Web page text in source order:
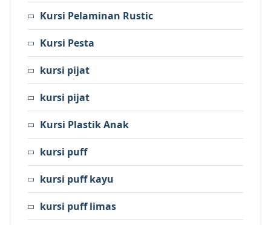
Kursi Pelaminan Rustic
Kursi Pesta
kursi pijat
kursi pijat
Kursi Plastik Anak
kursi puff
kursi puff kayu
kursi puff limas